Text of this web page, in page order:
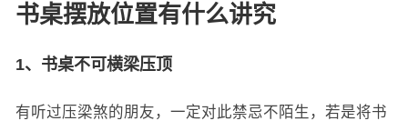
书桌摆放位置有什么讲究
1、书桌不可横梁压顶
有听过压梁煞的朋友，一定对此禁忌不陌生，若是将书